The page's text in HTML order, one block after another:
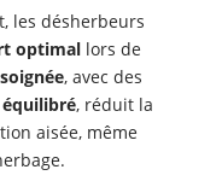
les désherbeurs
optimallors de
, avec des
, réduit la
aisée, même